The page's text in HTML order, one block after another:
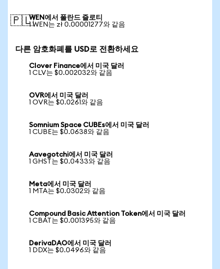
🇵🇱WEN에서 폴란드 즐로티
1 WEN는 zł 0.00001277와 같음
다른 암호화폐를 USD로 전환하세요
Clover Finance에서 미국 달러
1 CLV는 $0.002032와 같음
OVR에서 미국 달러
1 OVR는 $0.0261와 같음
Somnium Space CUBEs에서 미국 달러
1 CUBE는 $0.0638와 같음
Aavegotchi에서 미국 달러
1 GHST는 $0.0433와 같음
Meta에서 미국 달러
1 MTA는 $0.0302와 같음
Compound Basic Attention Token에서 미국 달러
1 CBAT는 $0.001395와 같음
DerivaDAO에서 미국 달러
1 DDX는 $0.0496와 같음